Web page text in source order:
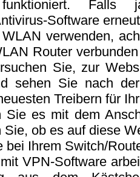
Software
verwenden,
Router
Sie, zur
sehen Sie nach
Treibern für
Sie es mit dem
Sie, ob es auf diese
bei Ihrem Switch/
VPN-Software